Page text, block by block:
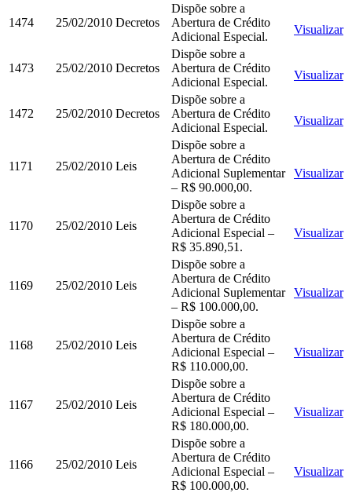
1474 25/02/2010 Decretos
Dispõe sobre a
Abertura de Crédito
Adicional Especial.
Visualizar
1473 25/02/2010 Decretos
Dispõe sobre a
Abertura de Crédito
Adicional Especial.
Visualizar
1472 25/02/2010 Decretos
Dispõe sobre a
Abertura de Crédito
Adicional Especial.
Visualizar
1171 25/02/2010 Leis
Dispõe sobre a
Abertura de Crédito
Adicional Suplementar
– R$ 90.000,00.
Visualizar
1170 25/02/2010 Leis
Dispõe sobre a
Abertura de Crédito
Adicional Especial –
R$ 35.890,51.
Visualizar
1169 25/02/2010 Leis
Dispõe sobre a
Abertura de Crédito
Adicional Suplementar
– R$ 100.000,00.
Visualizar
1168 25/02/2010 Leis
Dispõe sobre a
Abertura de Crédito
Adicional Especial –
R$ 110.000,00.
Visualizar
1167 25/02/2010 Leis
Dispõe sobre a
Abertura de Crédito
Adicional Especial –
R$ 180.000,00.
Visualizar
1166 25/02/2010 Leis
Dispõe sobre a
Abertura de Crédito
Adicional Especial –
R$ 100.000,00.
Visualizar